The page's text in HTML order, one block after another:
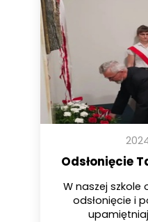
Odsłonięcie
W naszej szkole
odsłonięcie i